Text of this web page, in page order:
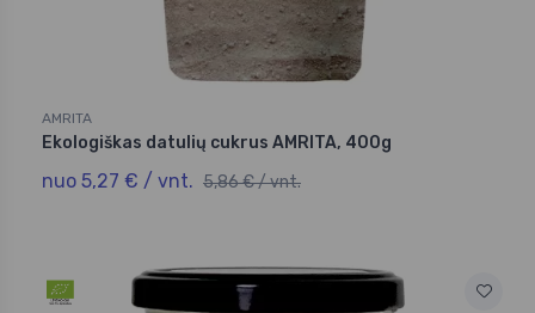
AMRITA
Ekologiškas datulių cukrus AMRITA, 400g
nuo 5,27 € / vnt. 5,86 € / vnt.